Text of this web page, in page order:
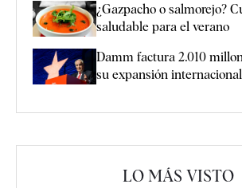
¿Gazpacho o salmorejo?
saludable para el verano
Damm factura 2.010
su expansión internacional
LO MÁS VISTO